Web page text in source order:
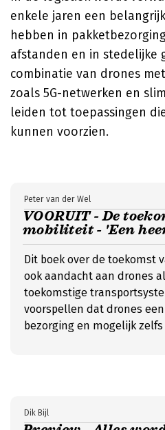
enkele jaren een
hebben in
afstanden en in stedelijke
combinatie van drones
zoals 5G-netwerken en
leiden tot toepassingen
kunnen voorzien.
VOORUIT - De
mobiliteit - 'Een
Peter van der Wel
Dit boek over de toekomst
ook aandacht aan drones
toekomstige
voorspellen dat drones
bezorging en mogelijk
Dik Bijl